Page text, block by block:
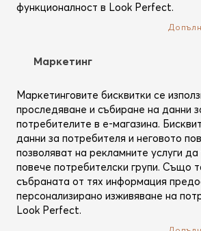
Kydra
Signature hand cream -
50ml
функционалност в Look Perfect.
Mаркетинг
Маркетинговите бисквитки се
проследяване и събиране на данни
потребителите в е-магазина.
данни за потребителя и неговото
позволяват на рекламните услуги
повече потребителски групи. Също
събраната от тях информация
персонализирано изживяване на
Look Perfect.